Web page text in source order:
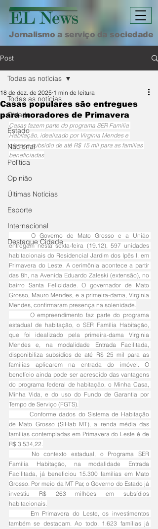
Jornalismo a serviço da sociedade
Post
Todas as notícias
Cidade
Estado
Nacional
Política
Opinião
Últimas Notícias
Esporte
Internacional
Destaque Cidade
Todas as notícias
Casas populares são entregues
para moradores de Primavera
18 de dez. de 2025 1 min de leitura
Casas fazem parte do programa SER Família
Habitação, idealizado por Virginia Mendes e
oferece subsídio de até R$ 15 mil para as famílias
beneficiadas
entregam nesta sexta-feira (19.12), 597 unidades
habitacionais do Residencial Jardim dos Ipês I, em
Primavera do Leste. A cerimônia acontece a partir
das 8h, na Avenida Eduardo Zaleski (extensão), no
bairro Santa Felicidade. O governador de Mato
Grosso, Mauro Mendes, e a primeira-dama, Virginia
Mendes, confirmaram presença na solenidade.
estadual de habitação, o SER Família Habitação,
que foi idealizado pela primeira-dama Virginia
Mendes e, na modalidade Entrada Facilitada,
disponibiliza subsídios de até R$ 25 mil para as
famílias aplicarem na entrada do imóvel. O
benefício ainda pode ser acrescido das vantagens
do programa federal de habitação, o Minha Casa,
Minha Vida, e do uso do Fundo de Garantia por
Tempo de Serviço (FGTS).
	Conforme dados do Sistema de Habitação
de Mato Grosso (SiHab MT), a renda média das
famílias contempladas em Primavera do Leste é de
R$ 3.534,22.
Família Habitação, na modalidade Entrada
Facilitada, já beneficiou 15.300 famílias em Mato
Grosso. Por meio da MT Par, o Governo do Estado já
investiu R$ 263 milhões em subsídios
habitacionais.
também se destacam. Ao todo, 1.623 famílias já